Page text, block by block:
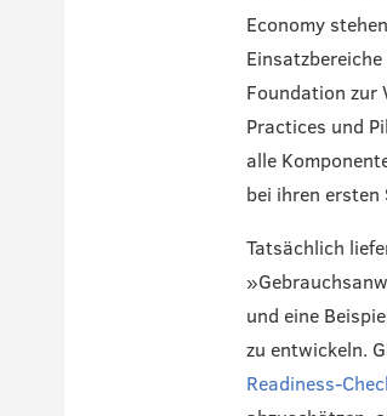
Economy
Foundation zur
Practices und
alle
bei ihren
Tatsächlich
und eine
zu entwickeln.
Readiness-